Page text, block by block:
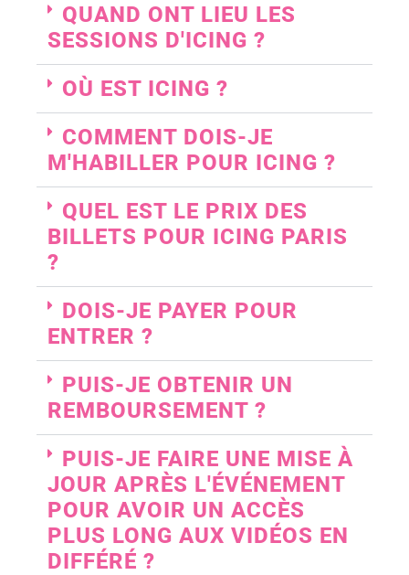
QUAND ONT LIEU LES
SESSIONS D'ICING ?
OÙ EST ICING ?
COMMENT DOIS-JE
M'HABILLER POUR ICING ?
QUEL EST LE PRIX DES
BILLETS POUR ICING PARIS
?
DOIS-JE PAYER POUR
ENTRER ?
PUIS-JE OBTENIR UN
REMBOURSEMENT ?
PUIS-JE FAIRE UNE MISE À
JOUR APRÈS L'ÉVÉNEMENT
POUR AVOIR UN ACCÈS
PLUS LONG AUX VIDÉOS EN
DIFFÉRÉ ?